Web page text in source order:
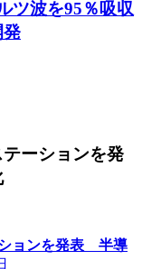
ツ波を95％吸収
発
ーションを発
ョンを発表 半導